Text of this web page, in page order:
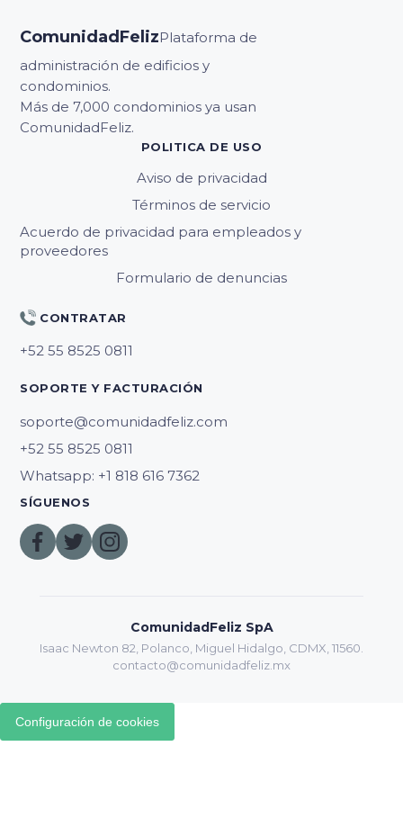
ComunidadFelizPlataforma de
administración de edificios y
condominios.
Más de 7,000 condominios ya usan
ComunidadFeliz.
POLITICA DE USO
Aviso de privacidad
Términos de servicio
Acuerdo de privacidad para empleados y
proveedores
Formulario de denuncias
CONTRATAR
SOPORTE Y FACTURACIÓN
soporte@comunidadfeliz.com
Whatsapp: +1 818 616 7362
SÍGUENOS
ComunidadFeliz SpA
Isaac Newton 82, Polanco, Miguel Hidalgo, CDMX, 11560.
contacto@comunidadfeliz.mx
Configuración de cookies